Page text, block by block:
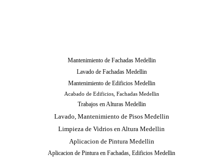
Mantenimiento de Fachadas Medellin
Lavado de Fachadas Medellin
Mantenimiento de Edificios Medellin
Acabado de Edificios, Fachadas Medellin
Trabajos en Alturas Medellin
Lavado, Mantenimiento de Pisos Medellin
Limpieza de Vidrios en Altura Medellin
Aplicacion de Pintura Medellin
Aplicacion de Pintura en Fachadas, Edificios Medellin